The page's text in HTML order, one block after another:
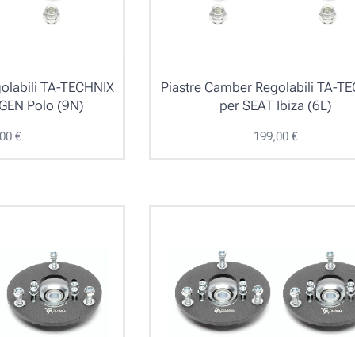
TA-TECHNIX
Polo (9N)
€
Piastre Camber Regolabili TA-
per SEAT Ibiza (6L)
199,00€